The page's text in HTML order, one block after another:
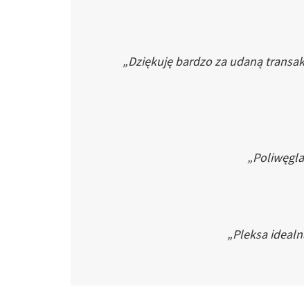
„Dziękuję bardzo za udaną
„Pleksa